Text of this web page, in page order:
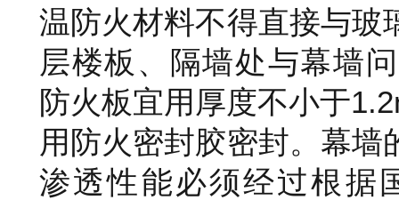
温防火材料不得直接与玻
层楼板、隔墙处与幕墙
防火板宜用厚度不小于
用防火密封胶密封。幕
渗透性能必须经过根据